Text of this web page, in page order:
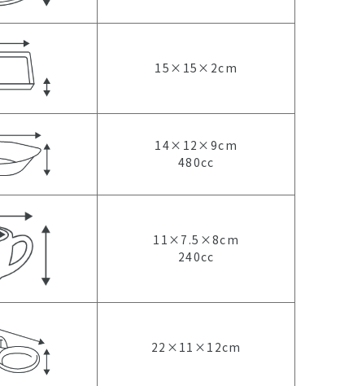
15×15×2cm
14×12×9cm
480cc
11×7.5×8cm
240cc
22×11×12cm